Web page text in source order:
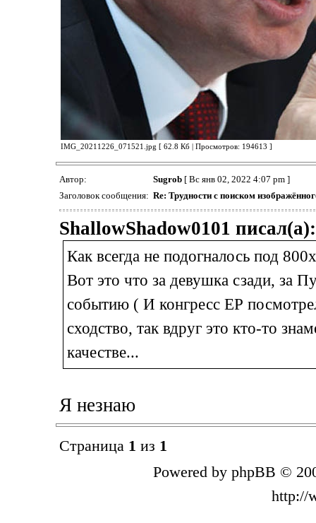
IMG_20211226_071521.jpg [ 62.8 Кб | Просмотров: 194613 ]
Автор: Sugrob[ Вс янв 02, 2022 4:07 pm ]
Заголовок сообщения: Re: Трудности с поиском
ShallowShadow0101 писал(а):
Как всегда не подогналось под
Вот это что за девушка сзади, за
событию ( И конгресс ЕР
сходство, так вдруг это кто-то
качестве...
Я незнаю
Страница 1 из 1
Powered by phpBB ©
http://